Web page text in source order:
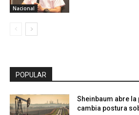
Nacional
POPULAR
Sheinbaum abre
cambia postura